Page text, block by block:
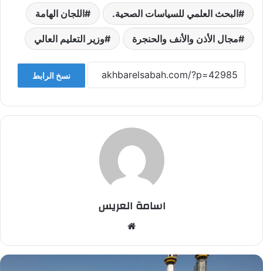
البحث العلمي للسياسات الصحية. اللجان الهامة
مجال الأذن والأنف والحنجرة وزير التعليم العالي
نسخ الرابط
اسامة العريس